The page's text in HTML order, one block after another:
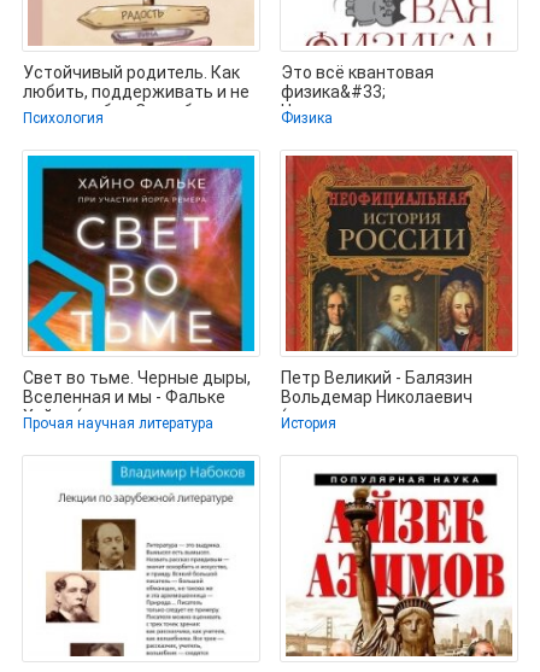
Устойчивый родитель. Как
любить, поддерживать и не
терять себя - Скоробогатова
Психология
Это всё квантовая
физика&#33;
Непочтительное
фундаментальной
Физика
Свет во тьме. Черные дыры,
Вселенная и мы - Фальке
Хайно (читать полные книги
Прочая научная литература
Петр Великий - Балязин
Вольдемар Николаевич
(читать книги регистрация
TXT, FB2)
История